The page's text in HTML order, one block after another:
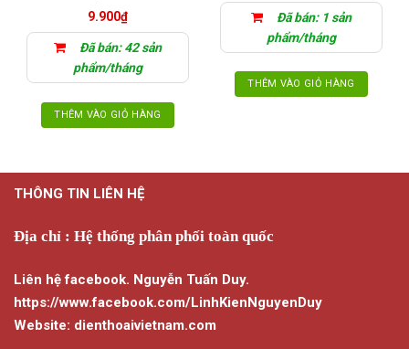
9.900₫
Đã bán: 42 sản
phẩm/tháng
THÊM VÀO GIỎ HÀNG
Đã bán: 1 sản
phẩm/tháng
THÊM VÀO GIỎ HÀNG
THÔNG TIN LIÊN HỆ
Địa chỉ : Hệ thống phân phối toàn quốc
Liên hệ facebook. Nguyễn Tuấn Duy.
https://www.facebook.com/LinhKienNguyenDuy
Website: dienthoaivietnam.com